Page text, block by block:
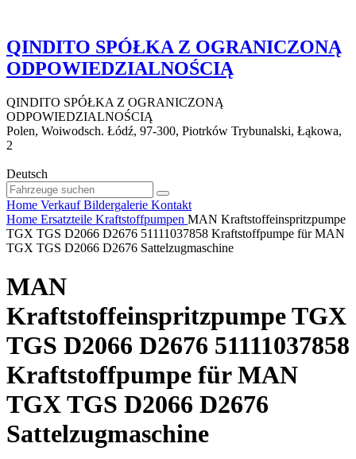
QINDITO SPÓŁKA Z OGRANICZONĄ
ODPOWIEDZIALNOŚCIĄ
QINDITO SPÓŁKA Z OGRANICZONĄ
ODPOWIEDZIALNOŚCIĄ
Polen, Woiwodsch. Łódź, 97-300, Piotrków Trybunalski, Łąkowa,
2
Deutsch
Home Verkauf Bildergalerie Kontakt
Home Ersatzteile Kraftstoffpumpen MAN Kraftstoffeinspritzpumpe
TGX TGS D2066 D2676 51111037858 Kraftstoffpumpe für MAN
TGX TGS D2066 D2676 Sattelzugmaschine
MAN
Kraftstoffeinspritzpumpe TGX
TGS D2066 D2676 51111037858
Kraftstoffpumpe für MAN
TGX TGS D2066 D2676
Sattelzugmaschine